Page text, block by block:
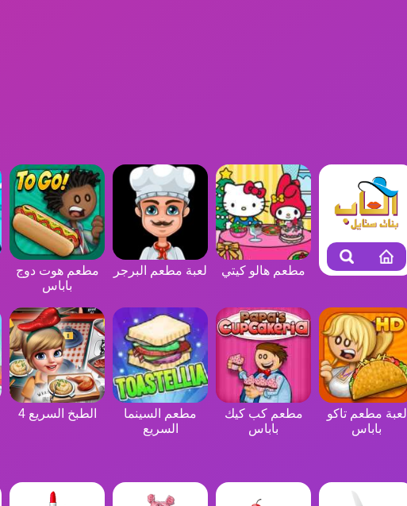
مطعم هالو كيتي لعبة مطعم البرجر
مطعم هوت دوج
باباس
لعبة مطعم تاكو
باباس
مطعم كب كيك
باباس
مطعم السينما
السريع
الطبخ السريع 4